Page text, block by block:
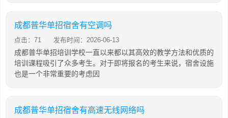
成都普华单招宿舍有空调吗
点击：71 发布时间：2026-06-13
成都普华单招培训学校一直以来都以其高效的教学方法和优质的
培训课程吸引了众多考生。对于即将报名的考生来说，宿舍设施
也是一个非常重要的考虑因
成都普华单招宿舍有高速无线网络吗